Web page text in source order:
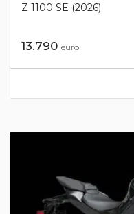
Z 1100 SE (2026)
13.790 euro